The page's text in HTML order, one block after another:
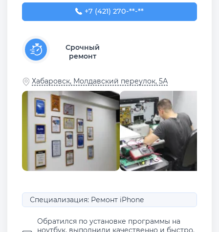
+7 (421) 270-30-40
+7 (421) 270-**-**
Срочный
ремонт
Хабаровск, Молдавский переулок, 5А
Специализация: Ремонт iPhone
Обратился по установке программы на
ноутбук, выполнили качественно и быстро.